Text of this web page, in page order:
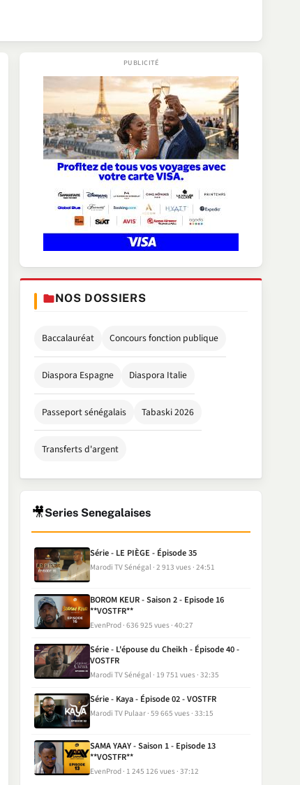
NOS DOSSIERS
Baccalauréat Concours fonction publique
Diaspora Espagne Diaspora Italie
Passeport sénégalais Tabaski 2026
Transferts d'argent
🎥Series Senegalaises
Série - LE PIÈGE - Épisode 35
Marodi TV Sénégal 2 913 vues 24:51
BOROM KEUR - Saison 2 - Episode 16
**VOSTFR**
EvenProd 636 925 vues 40:27
Série - L'épouse du Cheikh - Épisode 40 -
VOSTFR
Marodi TV Sénégal 19 751 vues 32:35
Série - Kaya - Épisode 02 - VOSTFR
Marodi TV Pulaar 59 665 vues 33:15
SAMA YAAY - Saison 1 - Episode 13
**VOSTFR**
EvenProd 1 245 126 vues 37:12